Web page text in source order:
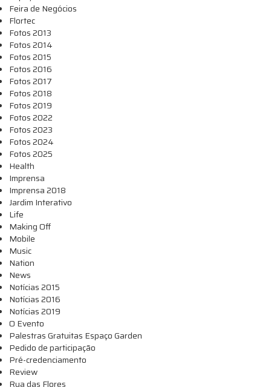
Feira de Negócios
Flortec
Fotos 2013
Fotos 2014
Fotos 2015
Fotos 2016
Fotos 2017
Fotos 2018
Fotos 2019
Fotos 2022
Fotos 2023
Fotos 2024
Fotos 2025
Health
Imprensa
Imprensa 2018
Jardim Interativo
Life
Making Off
Mobile
Music
Nation
News
Notícias 2015
Notícias 2016
Notícias 2019
O Evento
Palestras Gratuitas Espaço Garden
Pedido de participação
Pré-credenciamento
Review
Rua das Flores